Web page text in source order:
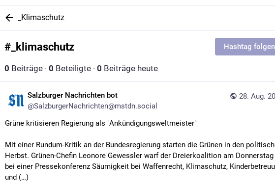
_Klimaschutz
# _klimaschutz Hashtag folgen
0 Beiträge · 0 Beteiligte · 0 Beiträge heute
28. Aug.
Salzburger Nachrichten bot
@SalzburgerNachrichten@mstdn.social
Grüne kritisieren Regierung als "Ankündigungsweltmeister"
Mit einer Rundum-Kritik an der Bundesregierung starten die Grünen in den
Herbst. Grünen-Chefin Leonore Gewessler warf der Dreierkoalition am Donnerstag
bei einer Pressekonferenz Säumigkeit bei Waffenrecht, Klimaschutz,
und (…)